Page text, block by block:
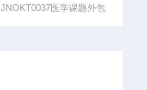
JNOKT0037医学课题外包